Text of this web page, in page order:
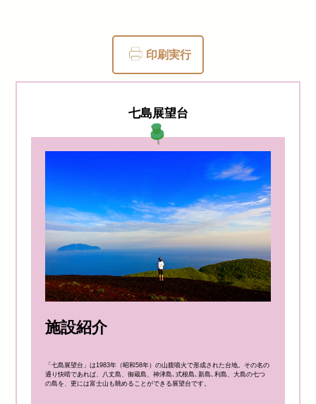
印刷実行
七島展望台
施設紹介
「七島展望台」は1983年（昭和58年）の山腹噴火で形成された台地。その名の
通り快晴であれば、八丈島、御蔵島、神津島､式根島､新島､利島、大島の七つ
の島を、更には富士山も眺めることができる展望台です。